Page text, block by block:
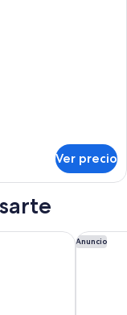
Ver precio
Anuncio
Hilton